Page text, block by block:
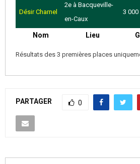
Désir Charnel
2e à Bacqueville-
en-Caux
3 000
Nom Lieu
Résultats des 3 premières places
PARTAGER 0